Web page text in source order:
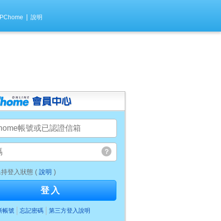
說明
登入狀態 ( 說明 )
登入
帳號 忘記密碼 第三方登入說明